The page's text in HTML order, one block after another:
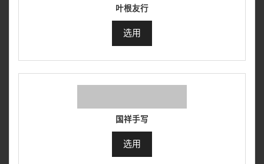
叶根友行
选用
国祥手写
选用